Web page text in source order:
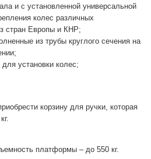
и с установленной универсальной
колес различных
стран Европы и КНР;
из трубы круглого сечения на
установки колес;
корзину для ручки, которая
платформы – до 550 кг.